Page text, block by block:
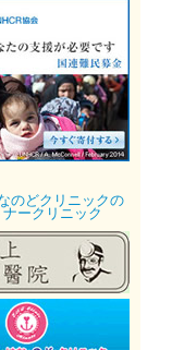
のどクリニックの
ークリニック